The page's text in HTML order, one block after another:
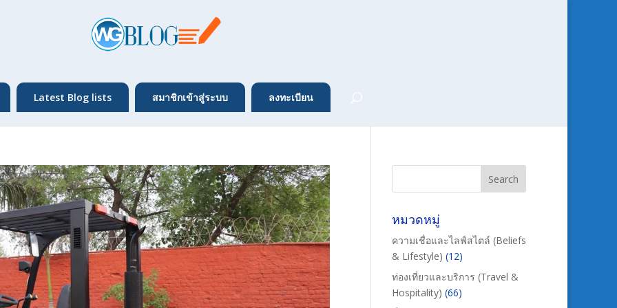
Latest Blog lists สมาชิกเข้าสู่ระบบ ลงทะเบียน
หมวดหมู่
ความเชื่อและไลฟ์สไตล์ (Beliefs
& Lifestyle) (12)
ท่องเที่ยวและบริการ (Travel &
Hospitality) (66)